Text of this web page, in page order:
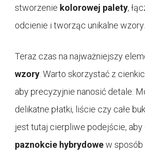
stworzenie kolorowej palety,
odcienie i tworząc unikalne wzory.
Teraz czas na najważniejszy
wzory . Warto skorzystać z
aby precyzyjnie nanosić detale.
delikatne płatki, liście czy całe
jest tutaj cierpliwe podejście, aby
paznokcie hybrydowew sposób